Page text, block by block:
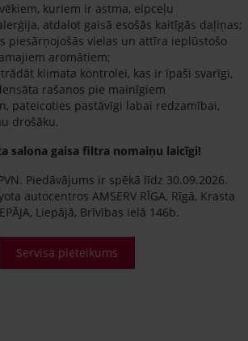
kuriem ir astma, elpceļu
atdalot gaisā esošās kaitīgās daļiņas;
piesārņojošās vielas un attīra ieplūstošo
aromātiem;
klimata kontrolei, kas ir īpaši svarīgi,
rašanos pie mainīgiem
pateicoties pastāvīgi labai redzamībai,
drošāku.
salona gaisa filtra nomaiņu laicīgi!
Piedāvājums ir spēkā līdz 30.09.2026.
autocentros AMSERV RĪGA, Rīgā, Krasta
Liepājā, Brīvības ielā 146b.
Servisa pieteikums